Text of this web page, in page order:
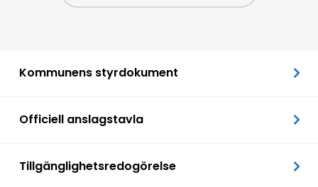
Kommunens styrdokument
Officiell anslagstavla
Tillgänglighetsredogörelse